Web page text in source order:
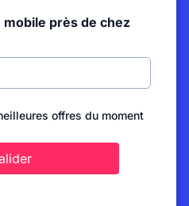
près de chez
offres du moment